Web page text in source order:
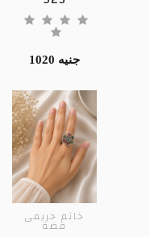
1020 جنيه
خاتم حريمى
فضة